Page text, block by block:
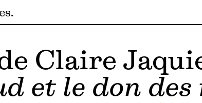
Claire
et le don des